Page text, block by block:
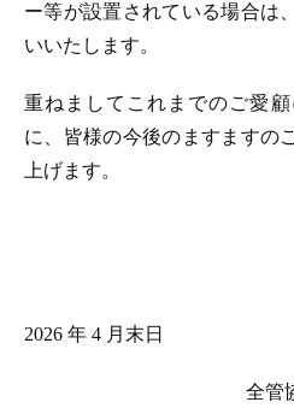
ー等が設置されている場合は
いいたします。
重ねましてこれまでのご愛
に、皆様の今後のますますの
上げます。
2026 年 4 月末日
全管